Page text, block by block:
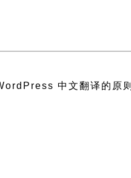
中文翻译的原则